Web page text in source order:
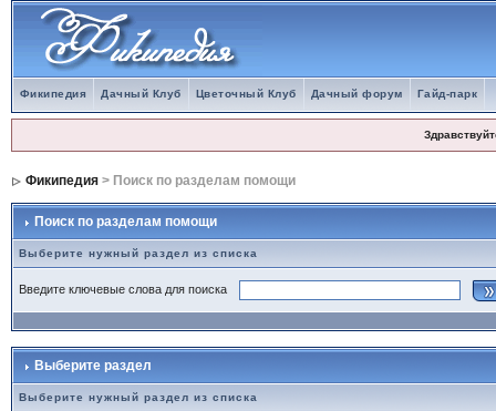
Фикипедия Дачный Клуб Цветочный Клуб Дачный форум Гайд-парк
Фикипедия> Поиск по разделам помощи
Поиск по разделам помощи
Выберите нужный раздел из списка
Введите ключевые слова для поиска
Выберите раздел
Выберите нужный раздел из списка